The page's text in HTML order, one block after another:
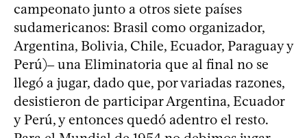
campeonato junto a otros siete países
sudamericanos: Brasil como organizador,
Argentina, Bolivia, Chile, Ecuador, Paraguay y
Perú)‒ una Eliminatoria que al final no se
llegó a jugar, dado que, por variadas razones,
desistieron de participar Argentina, Ecuador
y Perú, y entonces quedó adentro el resto.